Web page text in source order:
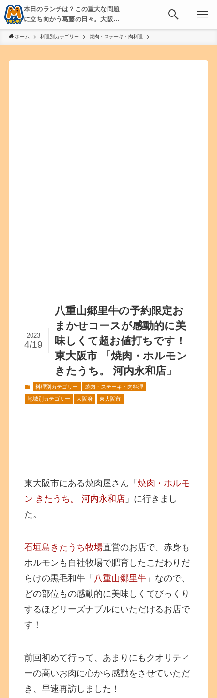
本日のランチは？この重大な問題
に立ち向かう葛藤の日々。大阪・
京都・神戸を中心とした食べ歩
き、飲み歩きを綴る。
ホーム 料理別カテゴリー 焼肉・ステーキ・肉料理
八重山郷里牛の予約限定お
まかせコースが感動的に美
味しくて超お値打ちです！
東大阪市 「焼肉・ホルモン
きたうち。 河内永和店」
2023
4/19
料理別カテゴリー 焼肉・ステーキ・肉料理
地域別カテゴリー 大阪府 東大阪市
東大阪市にある焼肉屋さん「焼肉・ホルモ
ン きたうち。 河内永和店 」に行きまし
た。
石垣島きたうち牧場直営のお店で、赤身も
ホルモンも自社牧場で肥育したこだわりだ
らけの黒毛和牛「 八重山郷里牛 」なので、
どの部位もの感動的に美味しくてびっくり
するほどリーズナブルにいただけるお店で
す！
前回初めて行って、あまりにもクオリティ
ーの高いお肉に心から感動をさせていただ
き、早速再訪しました！